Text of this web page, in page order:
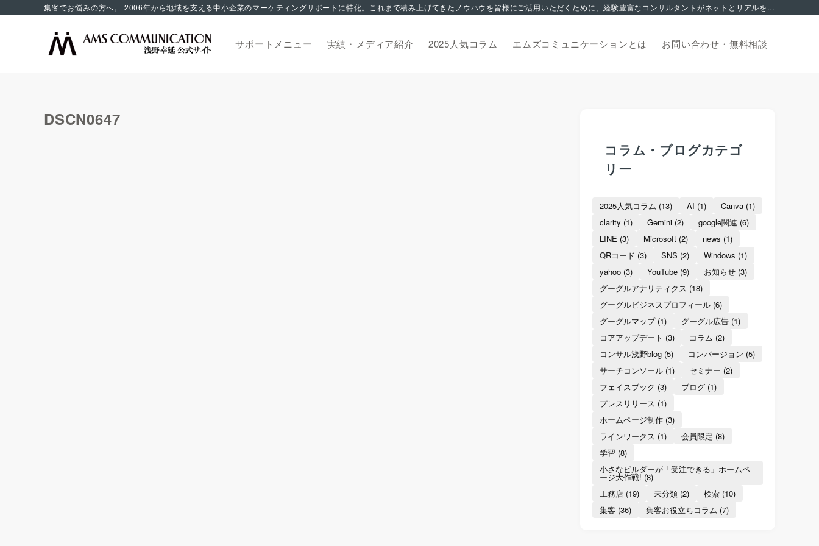
集客でお悩みの方へ。 2006年から地域を支える中小企業のマーケティングサポートに特化。これまで積み上げてきたノウハウを皆様にご活用いただくために、経験豊富なコンサルタントがネットとリアルを融合した独自の集客サポートでお応え致します。オンライン無料相談からお申込みいただけます。
サポートメニュー 実績・メディア紹介 2025人気コラム エムズコミュニケーションとは お問い合わせ・ 無料相談
DSCN0647
コラム・ブログカテゴ
リー
2025人気コラム (13) AI (1) Canva (1)
clarity (1) Gemini (2) google関連 (6)
LINE (3) Microsoft (2) news (1)
QRコード (3) SNS (2) Windows (1)
yahoo (3) YouTube (9) お知らせ (3)
グーグルアナリティクス (18)
グーグルビジネスプロフィール (6)
グーグルマップ(1) グーグル広告 (1)
コアアップデート (3) コラム (2)
コンサル浅野blog (5) コンバージョン (5)
サーチコンソール (1) セミナー (2)
フェイスブック (3) ブログ (1)
プレスリリース (1)
ホームページ制作 (3)
ラインワークス (1) 会員限定 (8)
学習 (8)
小さなビルダーが「受注できる」ホームペ
ージ大作戦!(8)
工務店 (19) 未分類 (2) 検索 (10)
集客 (36) 集客お役立ちコラム (7)